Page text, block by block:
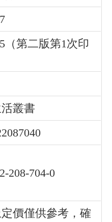
（第二版第1次印
叢書
208-704-0
定價僅供參考，確